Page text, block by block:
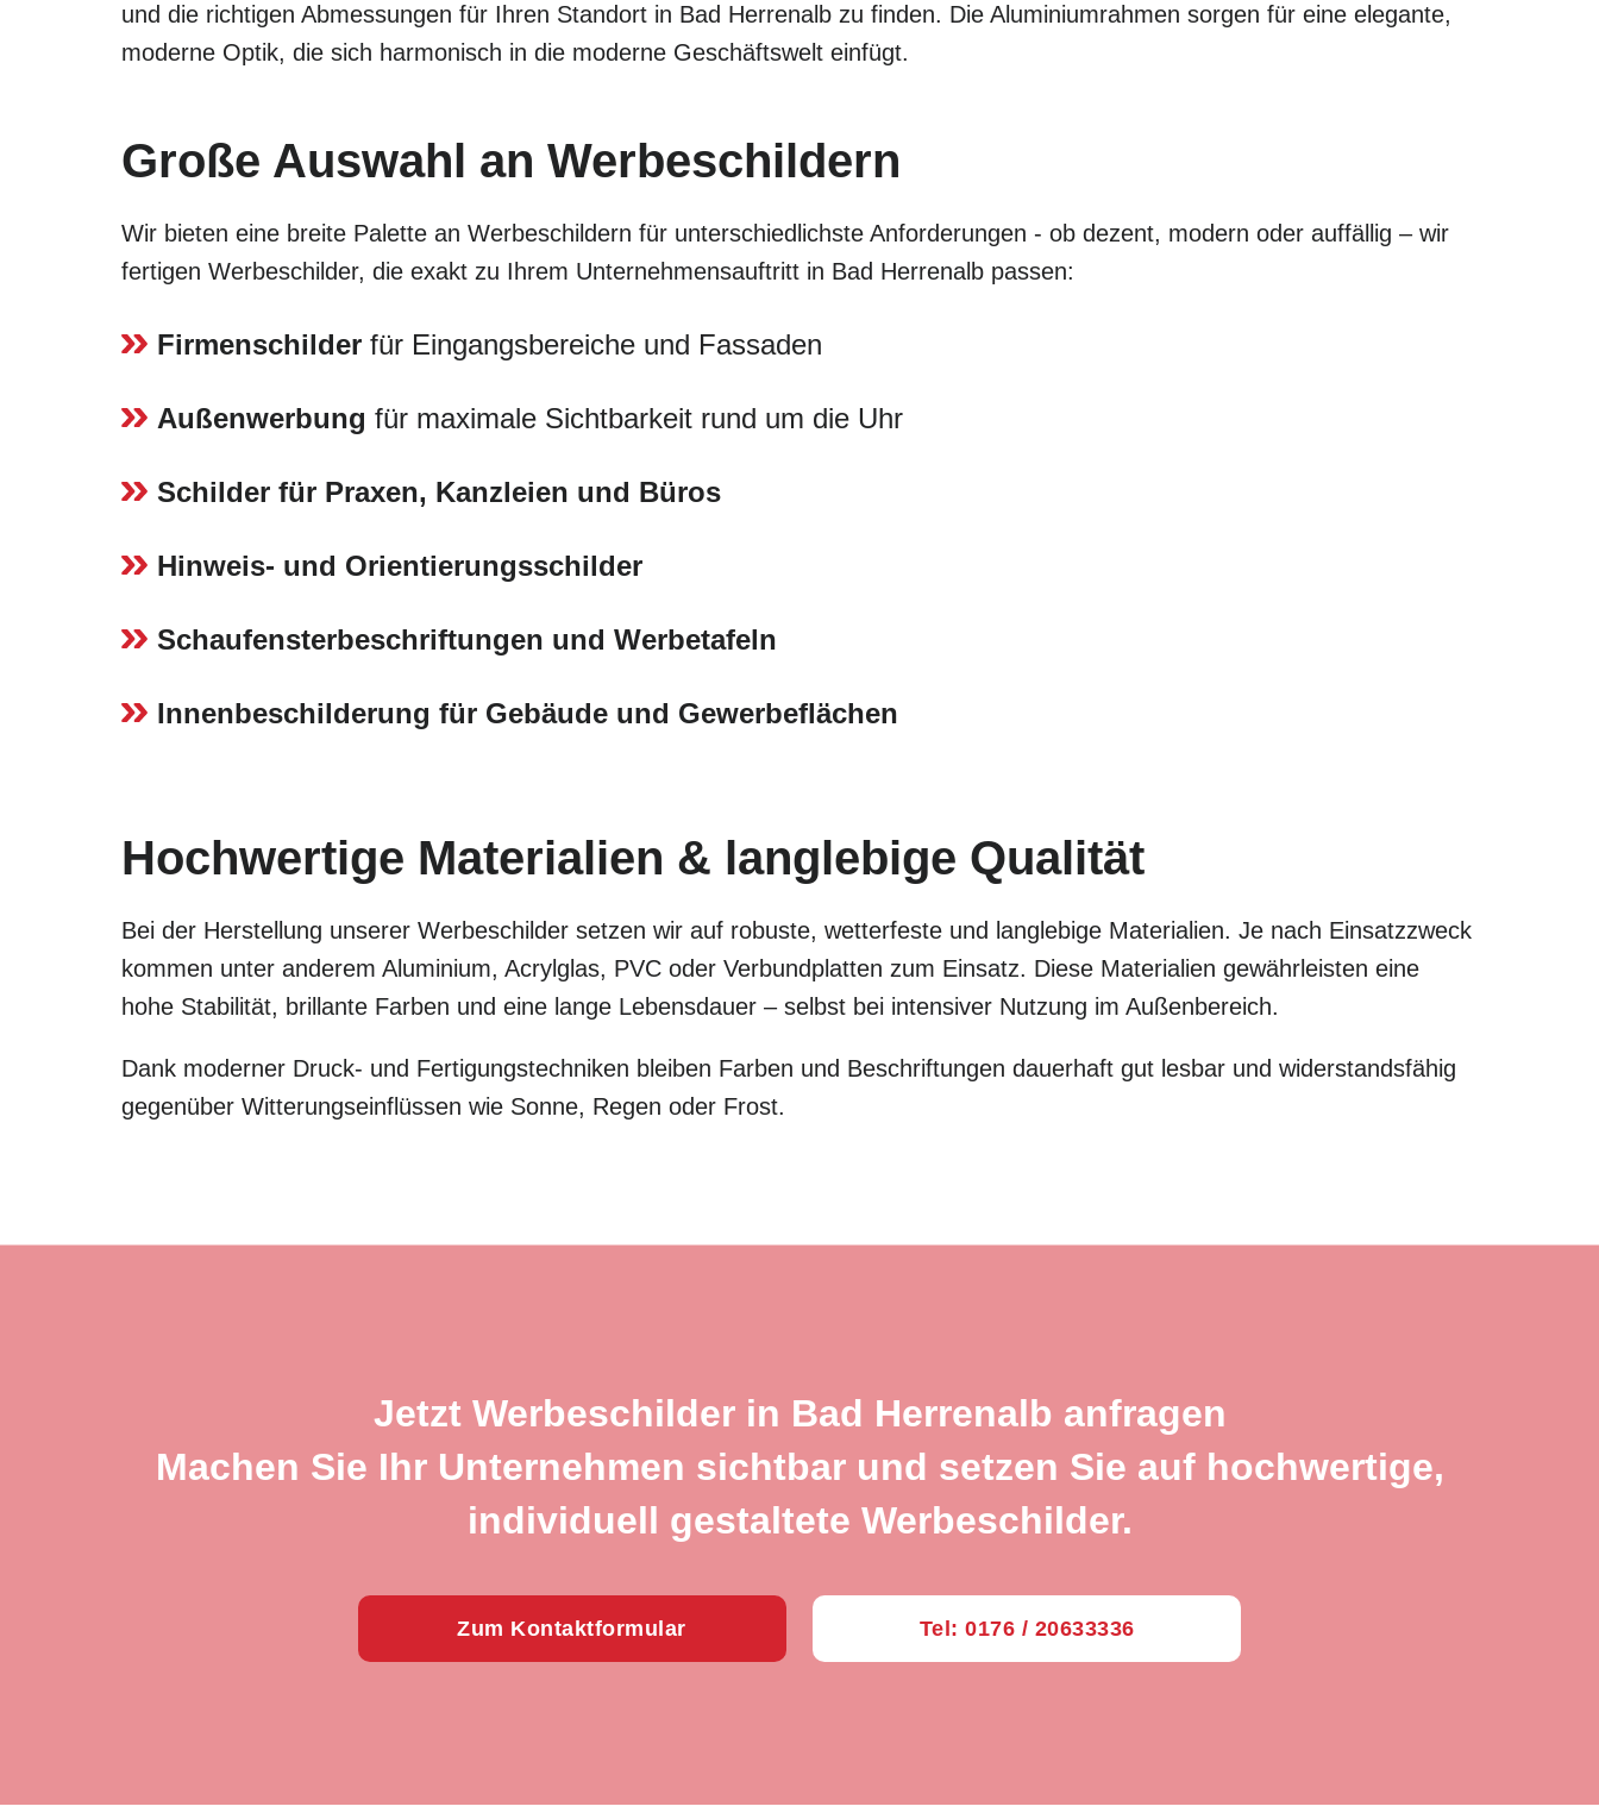
und die richtigen Abmessungen für Ihren Standort in Bad Herrenalb zu finden. Die Aluminiumrahmen sorgen für eine elegante,
moderne Optik, die sich harmonisch in die moderne Geschäftswelt einfügt.
Große Auswahl an Werbeschildern
Wir bieten eine breite Palette an Werbeschildern für unterschiedlichste Anforderungen - ob dezent, modern oder auffällig – wir
fertigen Werbeschilder, die exakt zu Ihrem Unternehmensauftritt in Bad Herrenalb passen:
Firmenschilder für Eingangsbereiche und Fassaden
Außenwerbung für maximale Sichtbarkeit rund um die Uhr
Schilder für Praxen, Kanzleien und Büros
Hinweis- und Orientierungsschilder
Schaufensterbeschriftungen und Werbetafeln
Innenbeschilderung für Gebäude und Gewerbeflächen
Hochwertige Materialien & langlebige Qualität
Bei der Herstellung unserer Werbeschilder setzen wir auf robuste, wetterfeste und langlebige Materialien. Je nach Einsatzzweck
kommen unter anderem Aluminium, Acrylglas, PVC oder Verbundplatten zum Einsatz. Diese Materialien gewährleisten eine
hohe Stabilität, brillante Farben und eine lange Lebensdauer – selbst bei intensiver Nutzung im Außenbereich.
Dank moderner Druck- und Fertigungstechniken bleiben Farben und Beschriftungen dauerhaft gut lesbar und widerstandsfähig
gegenüber Witterungseinflüssen wie Sonne, Regen oder Frost.
Jetzt Werbeschilder in Bad Herrenalb anfragen
Machen Sie Ihr Unternehmen sichtbar und setzen Sie auf hochwertige,
individuell gestaltete Werbeschilder.
Zum Kontaktformular Tel: 0176 / 20633336